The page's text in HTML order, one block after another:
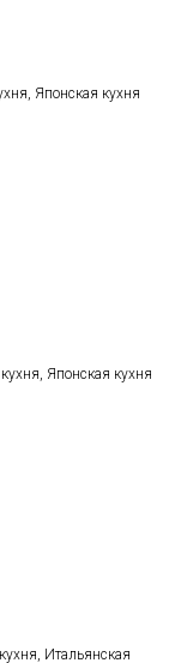
Японская кухня
Японская кухня
Итальянская